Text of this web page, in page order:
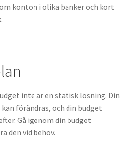
konton i olika banker och kort
inte är en statisk lösning. Din
förändras, och din budget
Gå igenom din budget
den vid behov.